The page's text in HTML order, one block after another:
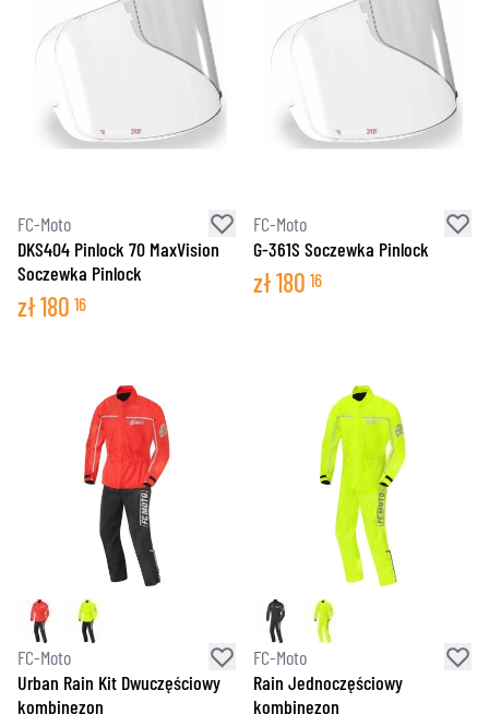
FC-Moto
DKS404 Pinlock 70 MaxVision
Soczewka Pinlock
zł180 16
FC-Moto
G-361S Soczewka Pinlock
zł180 16
FC-Moto
Urban Rain Kit Dwuczęściowy
kombinezon
FC-Moto
Rain Jednoczęściowy
kombinezon